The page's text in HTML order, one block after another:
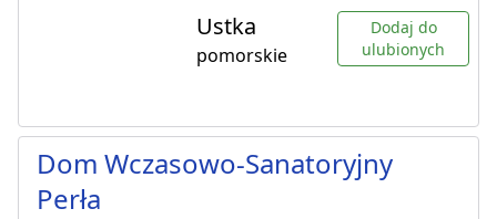
Ustka
pomorskie
Dodaj do
ulubionych
Dom Wczasowo-Sanatoryjny
Perła